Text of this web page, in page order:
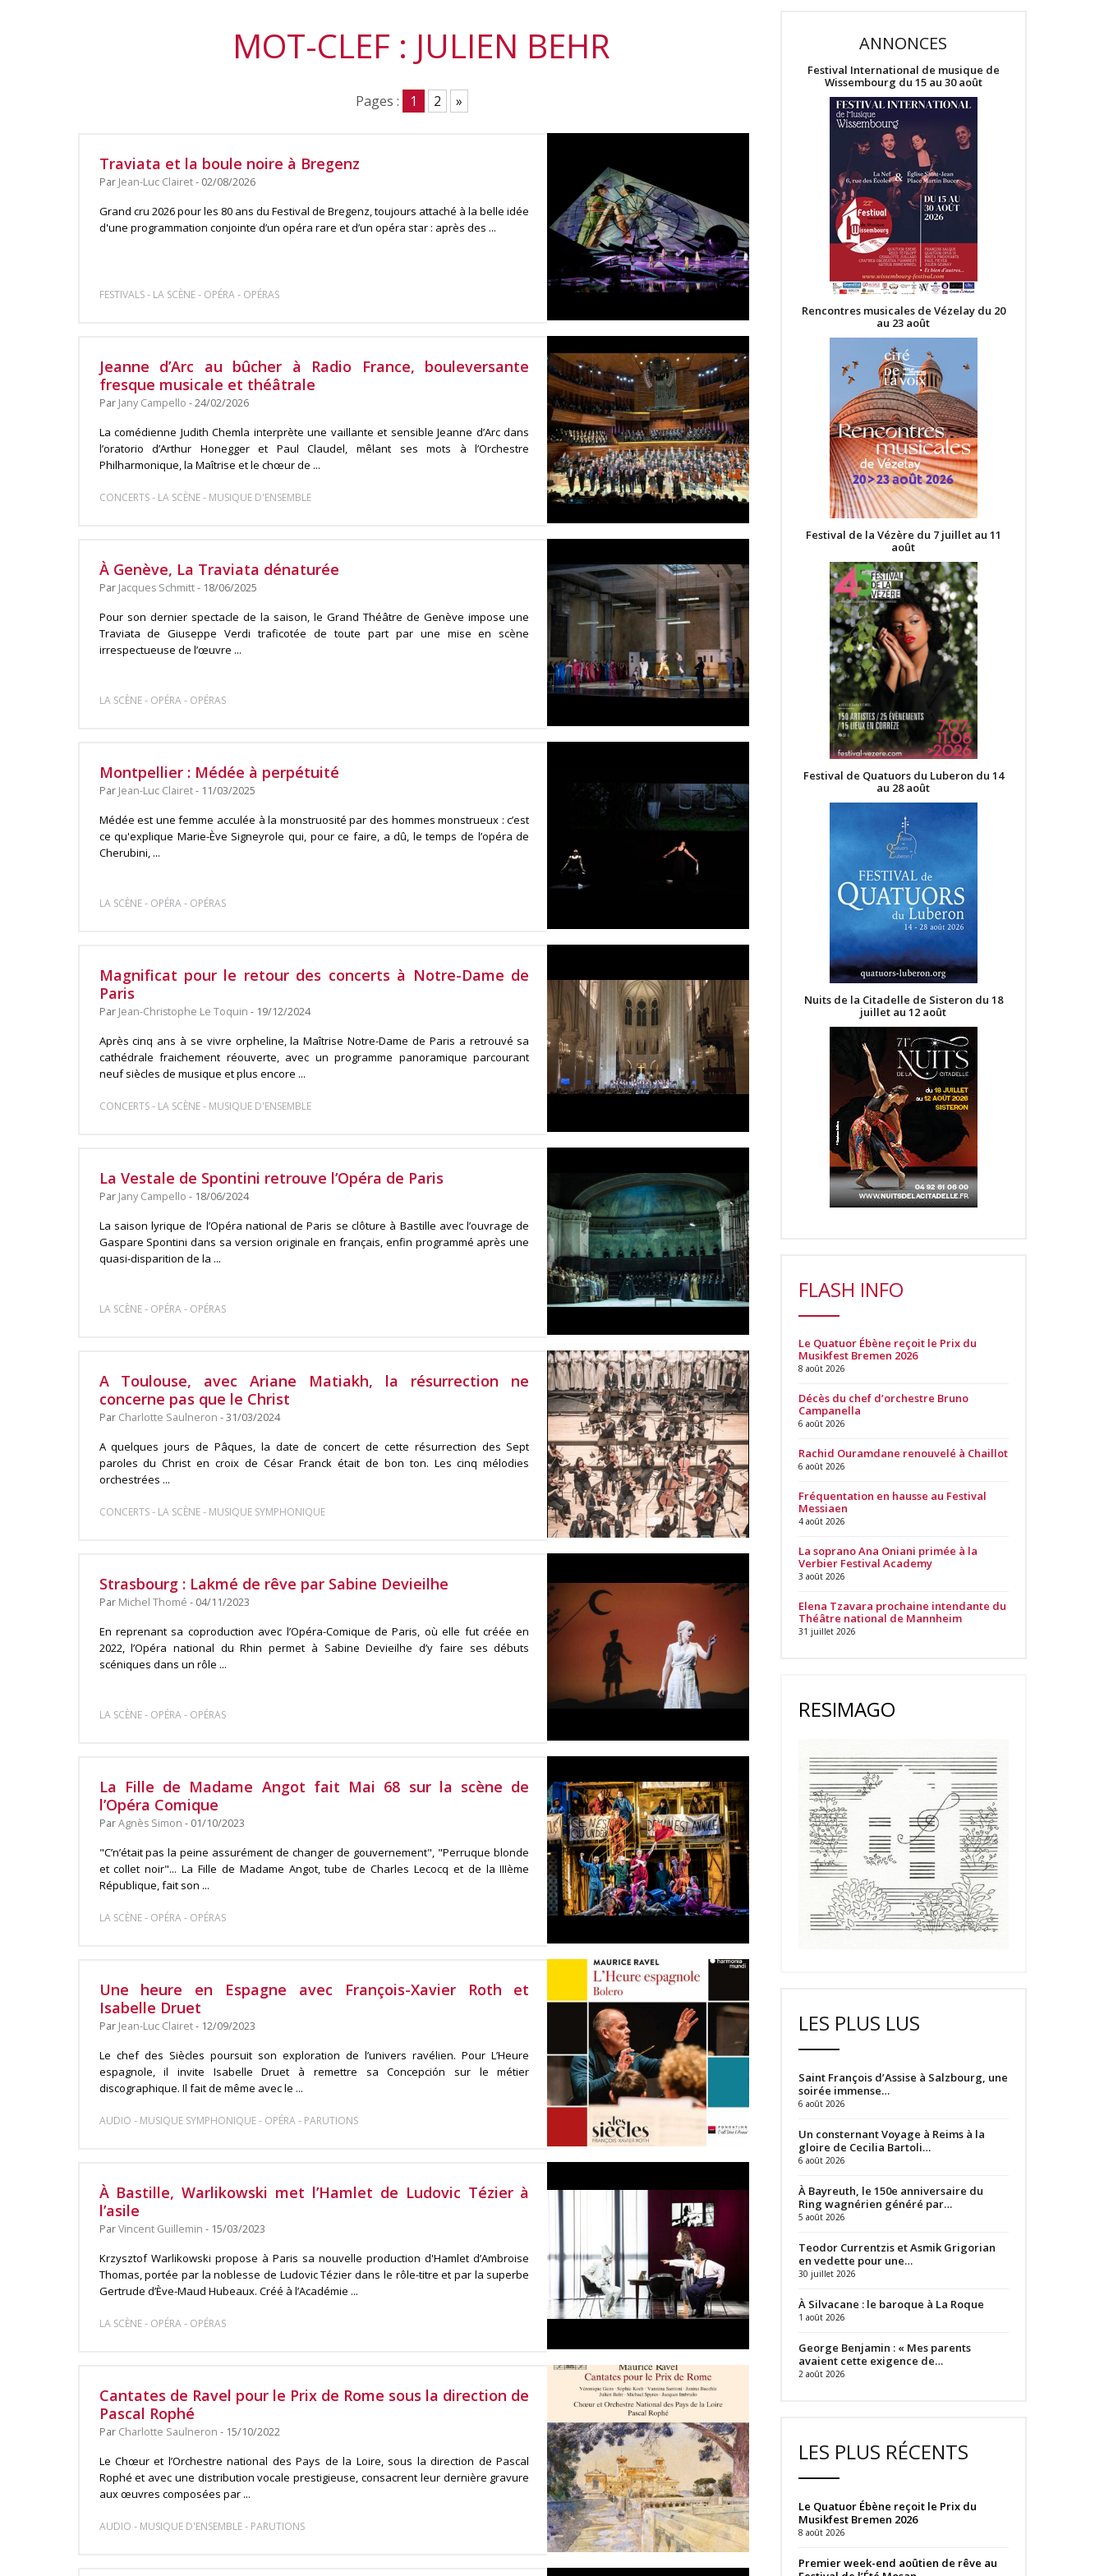
MOT-CLEF : JULIEN BEHR
Pages : 1 2 »
Traviata et la boule noire à Bregenz
Par Jean-Luc Clairet- 02/08/2026
Grand cru 2026 pour les 80 ans du Festival de Bregenz, toujours attaché à la belle idée
d'une programmation conjointe d’un opéra rare et d’un opéra star : après des ...
FESTIVALS- LA SCÈNE- OPÉRA- OPÉRAS
Jeanne d’Arc au bûcher à Radio France, bouleversante
fresque musicale et théâtrale
Par Jany Campello - 24/02/2026
La comédienne Judith Chemla interprète une vaillante et sensible Jeanne d’Arc dans
l’oratorio d’Arthur Honegger et Paul Claudel, mêlant ses mots à l’Orchestre
Philharmonique, la Maîtrise et le chœur de ...
CONCERTS- LA SCÈNE- MUSIQUE D'ENSEMBLE
À Genève, La Traviata dénaturée
Par Jacques Schmitt- 18/06/2025
Pour son dernier spectacle de la saison, le Grand Théâtre de Genève impose une
Traviata de Giuseppe Verdi traficotée de toute part par une mise en scène
irrespectueuse de l’œuvre ...
LA SCÈNE- OPÉRA- OPÉRAS
Montpellier : Médée à perpétuité
Par Jean-Luc Clairet- 11/03/2025
Médée est une femme acculée à la monstruosité par des hommes monstrueux : c’est
ce qu'explique Marie-Ève Signeyrole qui, pour ce faire, a dû, le temps de l’opéra de
Cherubini, ...
LA SCÈNE- OPÉRA- OPÉRAS
Magnificat pour le retour des concerts à Notre-Dame de
Paris
Par Jean-Christophe Le Toquin - 19/12/2024
Après cinq ans à se vivre orpheline, la Maîtrise Notre-Dame de Paris a retrouvé sa
cathédrale fraichement réouverte, avec un programme panoramique parcourant
neuf siècles de musique et plus encore ...
CONCERTS- LA SCÈNE- MUSIQUE D'ENSEMBLE
La Vestale de Spontini retrouve l’Opéra de Paris
Par Jany Campello - 18/06/2024
La saison lyrique de l’Opéra national de Paris se clôture à Bastille avec l’ouvrage de
Gaspare Spontini dans sa version originale en français, enfin programmé après une
quasi-disparition de la ...
LA SCÈNE- OPÉRA- OPÉRAS
A Toulouse, avec Ariane Matiakh, la résurrection ne
concerne pas que le Christ
Par Charlotte Saulneron - 31/03/2024
A quelques jours de Pâques, la date de concert de cette résurrection des Sept
paroles du Christ en croix de César Franck était de bon ton. Les cinq mélodies
orchestrées ...
CONCERTS- LA SCÈNE- MUSIQUE SYMPHONIQUE
Strasbourg : Lakmé de rêve par Sabine Devieilhe
Par Michel Thomé - 04/11/2023
En reprenant sa coproduction avec l’Opéra-Comique de Paris, où elle fut créée en
2022, l’Opéra national du Rhin permet à Sabine Devieilhe d’y faire ses débuts
scéniques dans un rôle ...
LA SCÈNE- OPÉRA- OPÉRAS
La Fille de Madame Angot fait Mai 68 sur la scène de
l’Opéra Comique
ParAgnès Simon - 01/10/2023
"C’n’était pas la peine assurément de changer de gouvernement", "Perruque blonde
et collet noir"... La Fille de Madame Angot, tube de Charles Lecocq et de la IIIème
République, fait son ...
LA SCÈNE- OPÉRA- OPÉRAS
Une heure en Espagne avec François-Xavier Roth et
Isabelle Druet
Par Jean-Luc Clairet- 12/09/2023
Le chef des Siècles poursuit son exploration de l’univers ravélien. Pour L’Heure
espagnole, il invite Isabelle Druet à remettre sa Concepción sur le métier
discographique. Il fait de même avec le ...
AUDIO - MUSIQUE SYMPHONIQUE- OPÉRA- PARUTIONS
À Bastille, Warlikowski met l’Hamlet de Ludovic Tézier à
l’asile
ParVincent Guillemin - 15/03/2023
Krzysztof Warlikowski propose à Paris sa nouvelle production d'Hamlet d’Ambroise
Thomas, portée par la noblesse de Ludovic Tézier dans le rôle-titre et par la superbe
Gertrude d’Ève-Maud Hubeaux. Créé à l’Académie ...
LA SCÈNE- OPÉRA- OPÉRAS
Cantates de Ravel pour le Prix de Rome sous la direction de
Pascal Rophé
Par Charlotte Saulneron - 15/10/2022
Le Chœur et l’Orchestre national des Pays de la Loire, sous la direction de Pascal
Rophé et avec une distribution vocale prestigieuse, consacrent leur dernière gravure
aux œuvres composées par ...
AUDIO - MUSIQUE D'ENSEMBLE- PARUTIONS
ANNONCES
Festival International de musique de
Wissembourg du 15 au 30 août
Rencontres musicales de Vézelay du 20
au 23 août
Festival de la Vézère du 7 juillet au 11
août
Festival de Quatuors du Luberon du 14
au 28 août
Nuits de la Citadelle de Sisteron du 18
juillet au 12 août
FLASH INFO
Le Quatuor Ébène reçoit le Prix du
Musikfest Bremen 2026
8 août 2026
Décès du chef d’orchestre Bruno
Campanella
6 août 2026
Rachid Ouramdane renouvelé à Chaillot
6 août 2026
Fréquentation en hausse au Festival
Messiaen
4 août 2026
La soprano Ana Oniani primée à la
Verbier Festival Academy
3 août 2026
Elena Tzavara prochaine intendante du
Théâtre national de Mannheim
31 juillet 2026
RESIMAGO
LES PLUS LUS
Saint François d’Assise à Salzbourg, une
soirée immense…
6 août 2026
Un consternant Voyage à Reims à la
gloire de Cecilia Bartoli…
6 août 2026
À Bayreuth, le 150e anniversaire du
Ring wagnérien généré par…
5 août 2026
Teodor Currentzis et Asmik Grigorian
en vedette pour une…
30 juillet 2026
À Silvacane : le baroque à La Roque
1 août 2026
George Benjamin : « Mes parents
avaient cette exigence de…
2 août 2026
LES PLUS RÉCENTS
Le Quatuor Ébène reçoit le Prix du
Musikfest Bremen 2026
8 août 2026
Premier week-end aoûtien de rêve au